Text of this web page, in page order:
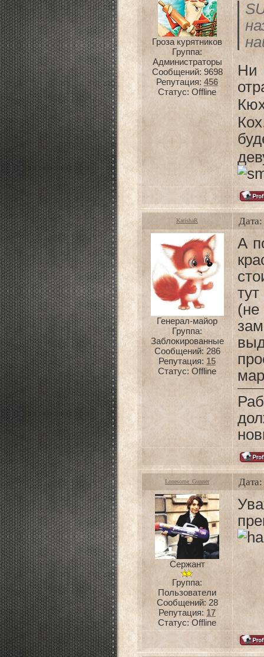
Гроза курятников
Группа:
Администраторы
Сообщений:9698
Репутация: 456
Статус: Offline
Ни
KarishaR
Генерал-майор
Группа:
Заблокированные
Сообщений: 286
Репутация: 15
Статус: Offline
А
Lonesome_Gunner
Сержант
Группа:
Пользователи
Сообщений: 28
Репутация: 17
Статус: Offline